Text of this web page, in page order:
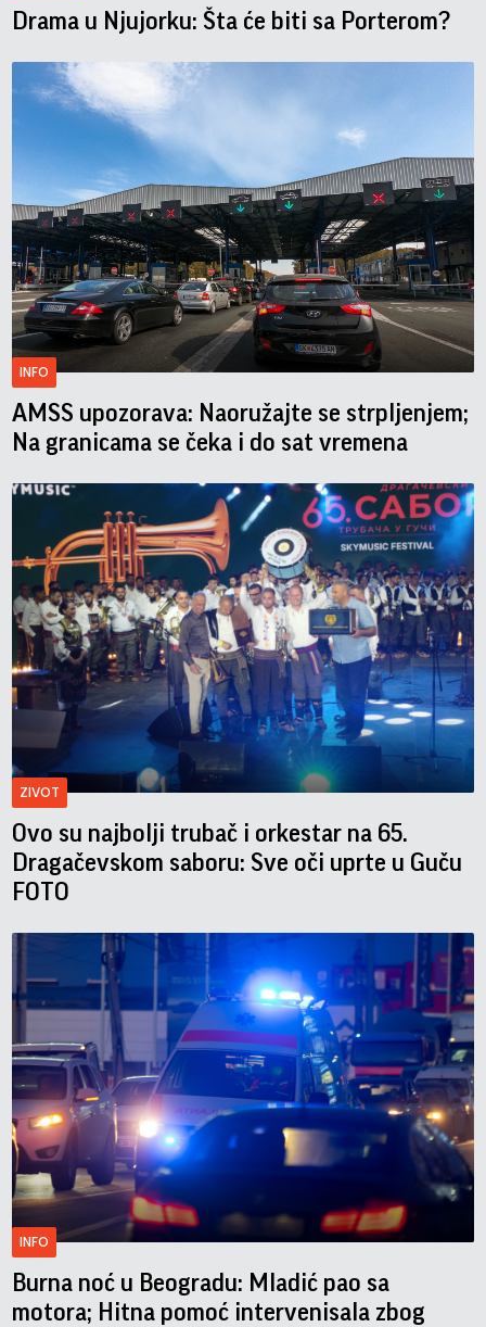
Drama u Njujorku: Šta će biti sa Porterom?
INFO
AMSS upozorava: Naoružajte se strpljenjem;
Na granicama se čeka i do sat vremena
ZIVOT
Ovo su najbolji trubač i orkestar na 65.
Dragačevskom saboru: Sve oči uprte u Guču
FOTO
INFO
Burna noć u Beogradu: Mladić pao sa
motora; Hitna pomoć intervenisala zbog